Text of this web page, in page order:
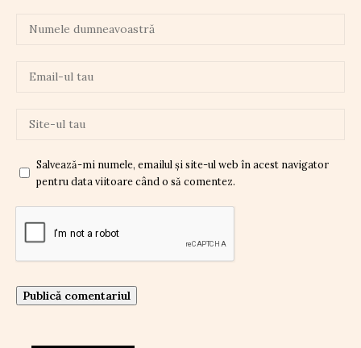
Salvează-mi numele, emailul și site-ul web în acest navigator
pentru data viitoare când o să comentez.